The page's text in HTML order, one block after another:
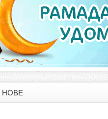
НОВЕ